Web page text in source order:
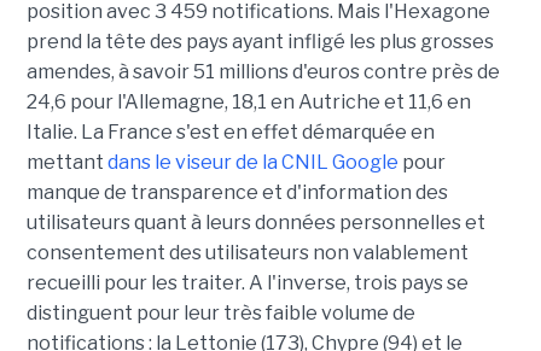
position avec 3 459 notifications. Mais l'Hexagone
prend la tête des pays ayant infligé les plus grosses
amendes, à savoir 51 millions d'euros contre près de
24,6 pour l'Allemagne, 18,1 en Autriche et 11,6 en
Italie. La France s'est en effet démarquée en
mettant dans le viseur de la CNIL Google pour
manque de transparence et d'information des
utilisateurs quant à leurs données personnelles et
consentement des utilisateurs non valablement
recueilli pour les traiter. A l'inverse, trois pays se
distinguent pour leur très faible volume de
notifications : la Lettonie (173), Chypre (94) et le